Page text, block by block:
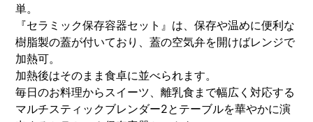
単。
『セラミック保存容器セット』は、保存や温めに便利な
樹脂製の蓋が付いており、蓋の空気弁を開けばレンジで
加熱可。
加熱後はそのまま食卓に並べられます。
毎日のお料理からスイーツ、離乳食まで幅広く対応する
マルチスティックブレンダー2とテーブルを華やかに演